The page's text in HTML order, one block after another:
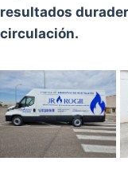
resultados
circulación.